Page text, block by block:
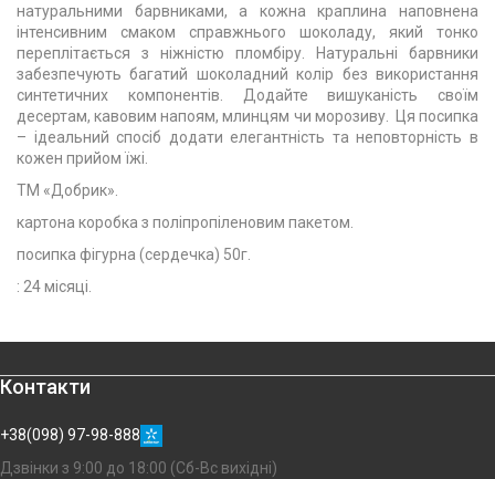
натуральними барвниками, а кожна краплина наповнена
інтенсивним смаком справжнього шоколаду, який тонко
переплітається з ніжністю пломбіру. Натуральні барвники
забезпечують багатий шоколадний колір без використання
синтетичних компонентів. Додайте вишуканість своїм
десертам, кавовим напоям, млинцям чи морозиву. Ця посипка
– ідеальний спосіб додати елегантність та неповторність в
кожен прийом їжі.
ТМ «Добрик».
картона коробка з поліпропіленовим пакетом.
посипка фігурна (сердечка) 50г.
: 24 місяці.
Контакти
+38(098) 97-98-888
Дзвінки з 9:00 до 18:00 (Сб-Вс вихідні)